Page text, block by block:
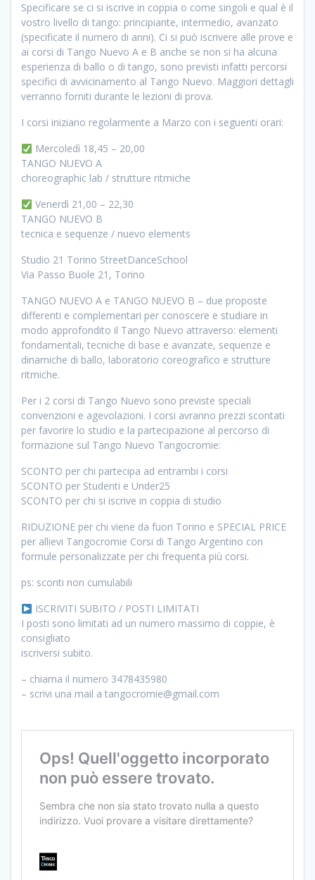
Specificare se ci si iscrive in coppia o come singoli e qual è il
vostro livello di tango: principiante, intermedio, avanzato
(specificate il numero di anni). Ci si può iscrivere alle prove e
ai corsi di Tango Nuevo A e B anche se non si ha alcuna
esperienza di ballo o di tango, sono previsti infatti percorsi
specifici di avvicinamento al Tango Nuevo. Maggiori dettagli
verranno forniti durante le lezioni di prova.
I corsi iniziano regolarmente a Marzo con i seguenti orari:
Mercoledì 18,45 – 20,00
TANGO NUEVO A
choreographic lab / strutture ritmiche
Venerdì 21,00 – 22,30
TANGO NUEVO B
tecnica e sequenze / nuevo elements
Studio 21 Torino StreetDanceSchool
Via Passo Buole 21, Torino
TANGO NUEVO A e TANGO NUEVO B – due proposte
differenti e complementari per conoscere e studiare in
modo approfondito il Tango Nuevo attraverso: elementi
fondamentali, tecniche di base e avanzate, sequenze e
dinamiche di ballo, laboratorio coreografico e strutture
ritmiche.
Per i 2 corsi di Tango Nuevo sono previste speciali
convenzioni e agevolazioni. I corsi avranno prezzi scontati
per favorire lo studio e la partecipazione al percorso di
formazione sul Tango Nuevo Tangocromie:
SCONTO per chi partecipa ad entrambi i corsi
SCONTO per Studenti e Under25
SCONTO per chi si iscrive in coppia di studio
RIDUZIONE per chi viene da fuori Torino e SPECIAL PRICE
per allievi Tangocromie Corsi di Tango Argentino con
formule personalizzate per chi frequenta più corsi.
ps: sconti non cumulabili
ISCRIVITI SUBITO / POSTI LIMITATI
I posti sono limitati ad un numero massimo di coppie, è
consigliato
iscriversi subito.
– chiama il numero 3478435980
– scrivi una mail a tangocromie@gmail.com